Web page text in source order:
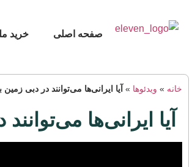
صفحه اصلی خرید
خانه » ویدئوها » آیا ایرانی‌ها می‌توانند در دبی
آیا ایرانی‌ها